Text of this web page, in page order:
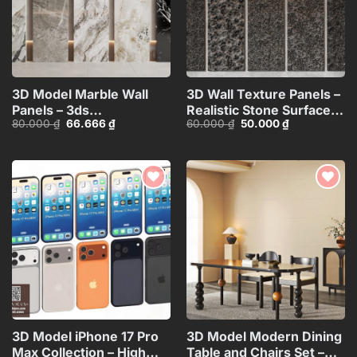
3D Model Marble Wall
Panels – 3ds
Max_102325390
80.000₫ Giá
66.666₫Giá
hiện
66.666 ₫.
3D Wall Texture Panels –
Realistic Stone Surface
Model_15599058
60.000₫ Giá
50.000₫Giá
hiện
50.000 ₫.
Add to
wishlist
3D Model iPhone 17 Pro
Max Collection – High
3D Model Modern Dining
Table and Chairs Set –